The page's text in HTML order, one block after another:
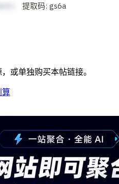
提取码: gs6a
或单独购买本帖链接。
算